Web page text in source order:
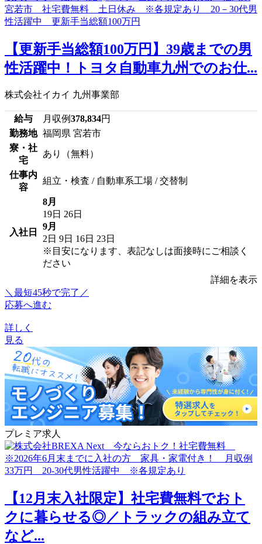
【更新手当総額100万円】39歳までの男
性活躍中！トヨタ自動車九州でのお仕...
株式会社イカイ 九州事業部
給与 月収例378,834円
勤務地 福岡県 宮若市
寮・社
宅
あり（無料）
仕事内
容
組立・検査 / 自動車系工場 / 交替制
入社日
8月
19日 26日
9月
2日 9日 16日 23日
※目安になります、表記なしは面接時にご相談く
ださい
詳細を表示
＼最短45秒で完了／
応募へ進む
詳しく
見る
プレミア求人
【12月末入社限定】社宅費無料でおト
クに暮らせる◎／トラックの組み立て
など...